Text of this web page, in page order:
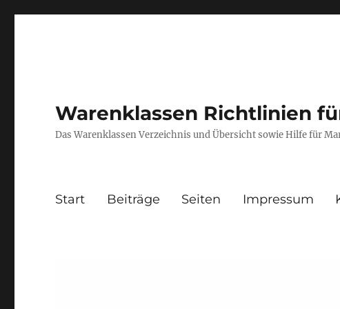
Warenklassen Richtlinien
Das Warenklassen Verzeichnis und Übersicht sowie Hilfe für
Start Beiträge Seiten Impressum